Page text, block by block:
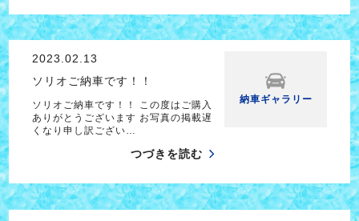
2023.02.13
ソリオご納車です！！
ソリオご納車です！！ この度はご購入
ありがとうございます お写真の掲載遅
くなり申し訳ござい…
つづきを読む
納車ギャラリー